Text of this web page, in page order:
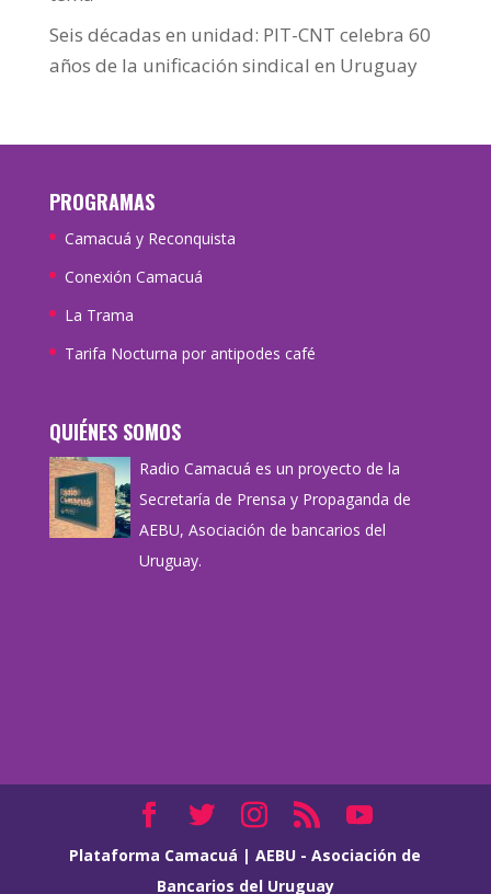
Seis décadas en unidad: PIT-CNT celebra 60
años de la unificación sindical en Uruguay
PROGRAMAS
Camacuá y Reconquista
Conexión Camacuá
La Trama
Tarifa Nocturna por antipodes café
QUIÉNES SOMOS
Radio Camacuá es un proyecto de la
Secretaría de Prensa y Propaganda de
AEBU, Asociación de bancarios del
Uruguay.
Plataforma Camacuá |AEBU - Asociación de
Bancarios del Uruguay